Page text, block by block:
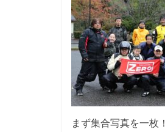
まず集合写真を一枚！